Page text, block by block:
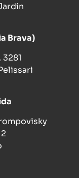
Brava)